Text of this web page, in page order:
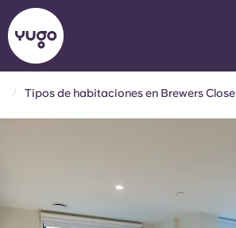
Más
Tipos de habitaciones en Brewers Close